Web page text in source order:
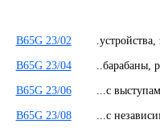
B65G 23/02
B65G 23/04 ..барабаны,
B65G 23/06 ...с
B65G 23/08 ...с